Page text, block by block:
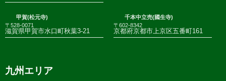
甲賀(松元寺)
〒528-0071
滋賀県甲賀市水口町秋葉3-21
千本中立売(國生寺)
〒602-8342
京都府京都市上京区五番町161
九州エリア